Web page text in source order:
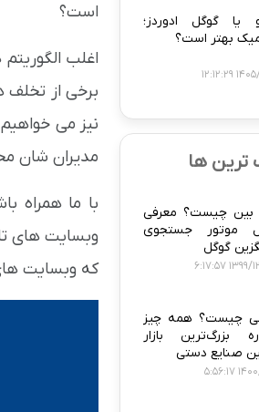
است؟
اغلب
برخی از تخلف
نیز می
مدیران شان
با ما همراه
وبسایت های
که وبسایت
یا گوگل ادوردز؛
بهتر است؟
1405/1/
ترین ها
بین چیست؟ معرفی
موتور جستجوی
گوگل
1399/12/
چیست؟ همه‌ چیز
بزرگ‌ترین بازار
صنایع دستی
1400/1/